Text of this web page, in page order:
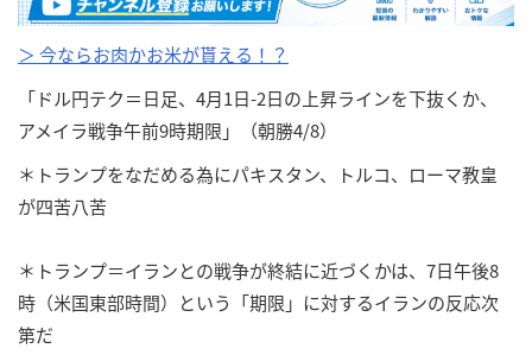
＞ 今ならお肉かお米が貰える！？
「ドル円テク＝日足、4月1日-2日の上昇ラインを下抜くか、
アメイラ戦争午前9時期限」（朝勝4/8）
＊トランプをなだめる為にパキスタン、トルコ、ローマ教皇
が四苦八苦
＊トランプ＝イランとの戦争が終結に近づくかは、7日午後8
時（米国東部時間）という「期限」に対するイランの反応次
第だ